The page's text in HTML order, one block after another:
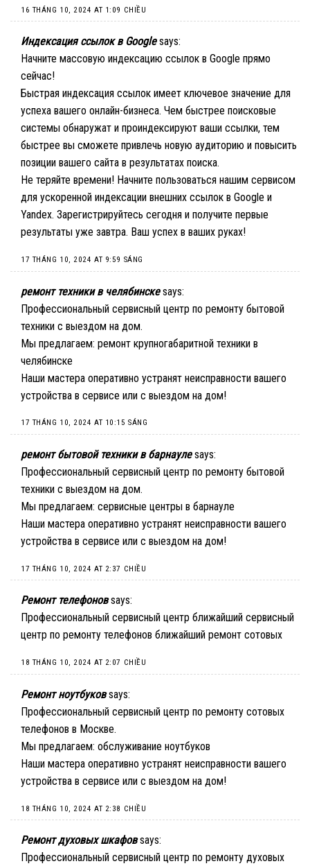
16 THÁNG 10, 2024 AT 1:09 CHIỀU
Индексация ссылок в Google says:
Начните массовую индексацию ссылок в Google прямо
cейчас!
Быстрая индексация ссылок имеет ключевое значение для
успеха вашего онлайн-бизнеса. Чем быстрее поисковые
системы обнаружат и проиндексируют ваши ссылки, тем
быстрее вы сможете привлечь новую аудиторию и повысить
позиции вашего сайта в результатах поиска.
Не теряйте времени! Начните пользоваться нашим сервисом
для ускоренной индексации внешних ссылок в Google и
Yandex. Зарегистрируйтесь сегодня и получите первые
результаты уже завтра. Ваш успех в ваших руках!
17 THÁNG 10, 2024 AT 9:59 SÁNG
ремонт техники в челябинске says:
Профессиональный сервисный центр по ремонту бытовой
техники с выездом на дом.
Мы предлагаем: ремонт крупногабаритной техники в
челябинске
Наши мастера оперативно устранят неисправности вашего
устройства в сервисе или с выездом на дом!
17 THÁNG 10, 2024 AT 10:15 SÁNG
ремонт бытовой техники в барнауле says:
Профессиональный сервисный центр по ремонту бытовой
техники с выездом на дом.
Мы предлагаем: сервисные центры в барнауле
Наши мастера оперативно устранят неисправности вашего
устройства в сервисе или с выездом на дом!
17 THÁNG 10, 2024 AT 2:37 CHIỀU
Ремонт телефонов says:
Профессиональный сервисный центр ближайший сервисный
центр по ремонту телефонов ближайший ремонт сотовых
18 THÁNG 10, 2024 AT 2:07 CHIỀU
Ремонт ноутбуков says:
Профессиональный сервисный центр по ремонту сотовых
телефонов в Москве.
Мы предлагаем: обслуживание ноутбуков
Наши мастера оперативно устранят неисправности вашего
устройства в сервисе или с выездом на дом!
18 THÁNG 10, 2024 AT 2:38 CHIỀU
Ремонт духовых шкафов says:
Профессиональный сервисный центр по ремонту духовых